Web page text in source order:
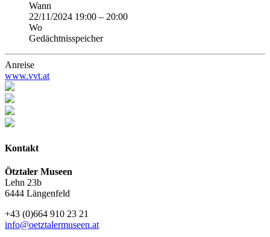
Wann
22/11/2024 19:00 – 20:00
Wo
Gedächtnisspeicher
Anreise
www.vvt.at
Kontakt
Ötztaler Museen
Lehn 23b
6444 Längenfeld
+43 (0)664 910 23 21
info@oetztalermuseen.at